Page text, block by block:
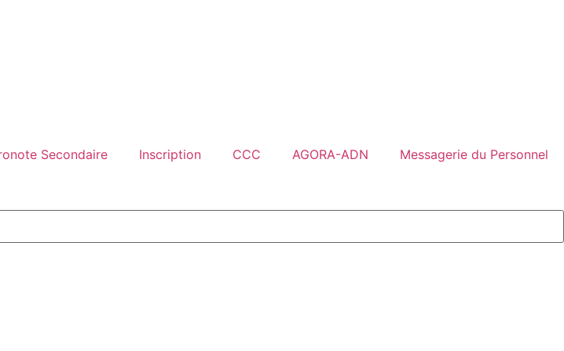
Secondaire Inscription CCC AGORA-ADN Messagerie du Personnel